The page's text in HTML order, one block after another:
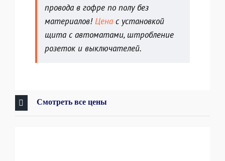
провода в гофре по полу без
материалов!Ценас установкой
щита с автоматами, штробление
розеток и выключателей.
Смотреть все цены